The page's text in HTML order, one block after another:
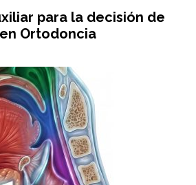
para la decisión de
Ortodoncia